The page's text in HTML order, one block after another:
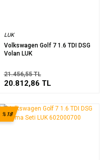
LUK
Volkswagen Golf 7 1.6 TDI DSG
Volan LUK
21.456,55 TL
20.812,86 TL
%18